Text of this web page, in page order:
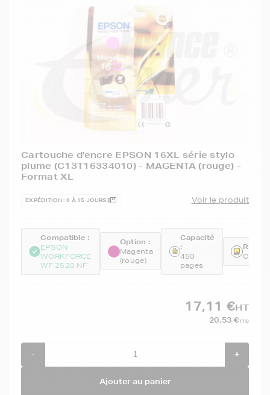
Cartouche d'encre EPSON 16XL série stylo
plume (C13T16334010) - MAGENTA (rouge) -
Format XL
EXPÉDITION : 6 À 15 JOURS Voir le produit
Compatible :
EPSON
WORKFORCE
WF 2520 NF
Option :
Magenta
(rouge)
Capacité
:
450
pages
17,11 €HT
20,53 €TTC
- +
Ajouter au panier